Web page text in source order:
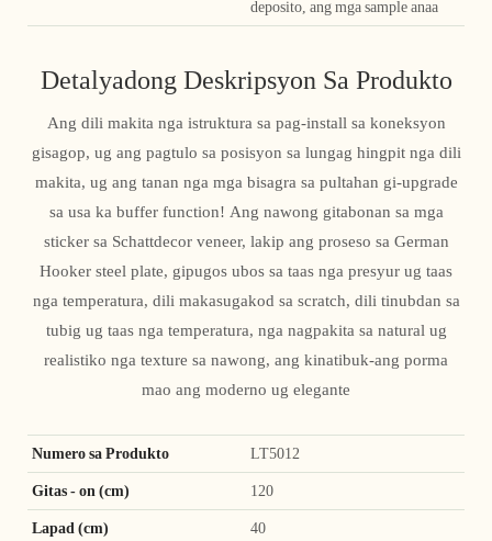
deposito, ang mga sample anaa
Detalyadong Deskripsyon Sa Produkto
Ang dili makita nga istruktura sa pag-install sa koneksyon
gisagop, ug ang pagtulo sa posisyon sa lungag hingpit nga dili
makita, ug ang tanan nga mga bisagra sa pultahan gi-upgrade
sa usa ka buffer function! Ang nawong gitabonan sa mga
sticker sa Schattdecor veneer, lakip ang proseso sa German
Hooker steel plate, gipugos ubos sa taas nga presyur ug taas
nga temperatura, dili makasugakod sa scratch, dili tinubdan sa
tubig ug taas nga temperatura, nga nagpakita sa natural ug
realistiko nga texture sa nawong, ang kinatibuk-ang porma
mao ang moderno ug elegante
Numero sa Produkto LT5012
Gitas - on (cm) 120
Lapad (cm) 40